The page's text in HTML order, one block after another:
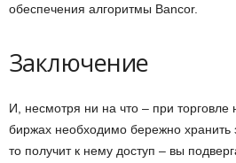
обеспечения алгоритмы Bancor.
Заключение
И, несмотря ни на что – при торговле
биржах необходимо бережно хранить
то получит к нему доступ – вы